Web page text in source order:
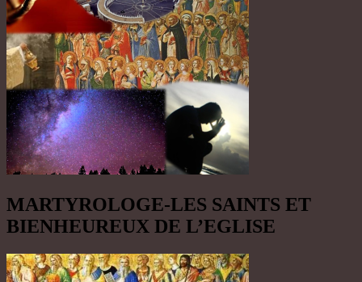
MARTYROLOGE-LES SAINTS ET
BIENHEUREUX DE L’EGLISE